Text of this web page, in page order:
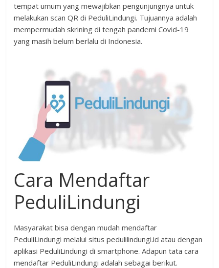
tempat umum yang mewajibkan pengunjungnya untuk
melakukan scan QR di PeduliLindungi. Tujuannya adalah
mempermudah skrining di tengah pandemi Covid-19
yang masih belum berlalu di Indonesia.
Cara Mendaftar
PeduliLindungi
Masyarakat bisa dengan mudah mendaftar
PeduliLindungi melalui situs pedulilindungi.id atau dengan
aplikasi PeduliLindungi di smartphone. Adapun tata cara
mendaftar PeduliLindungi adalah sebagai berikut.